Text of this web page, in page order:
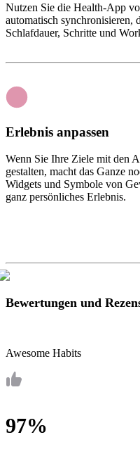
Nutzen Sie die Health-App
automatisch synchronisieren,
Schlafdauer, Schritte und
Erlebnis anpassen
Wenn Sie Ihre Ziele mit den
gestalten, macht das Ganze
Widgets und Symbole von
ganz persönliches Erlebnis.
Bewertungen und
Awesome Habits
97%